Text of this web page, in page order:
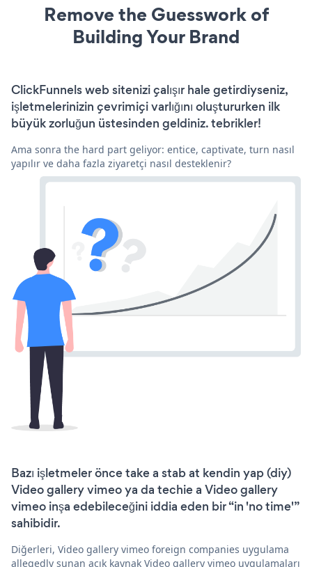
Remove the Guesswork of
Building Your Brand
ClickFunnels web sitenizi çalışır hale getirdiyseniz,
işletmelerinizin çevrimiçi varlığını oluştururken ilk
büyük zorluğun üstesinden geldiniz. tebrikler!
Ama sonra the hard part geliyor: entice, captivate, turn nasıl
yapılır ve daha fazla ziyaretçi nasıl desteklenir?
Bazı işletmeler önce take a stab at kendin yap (diy)
Video gallery vimeo ya da techie a Video gallery
vimeo inşa edebileceğini iddia eden bir “in 'no time'”
sahibidir.
Diğerleri, Video gallery vimeo foreign companies uygulama
allegedly sunan açık kaynak Video gallery vimeo uygulamaları